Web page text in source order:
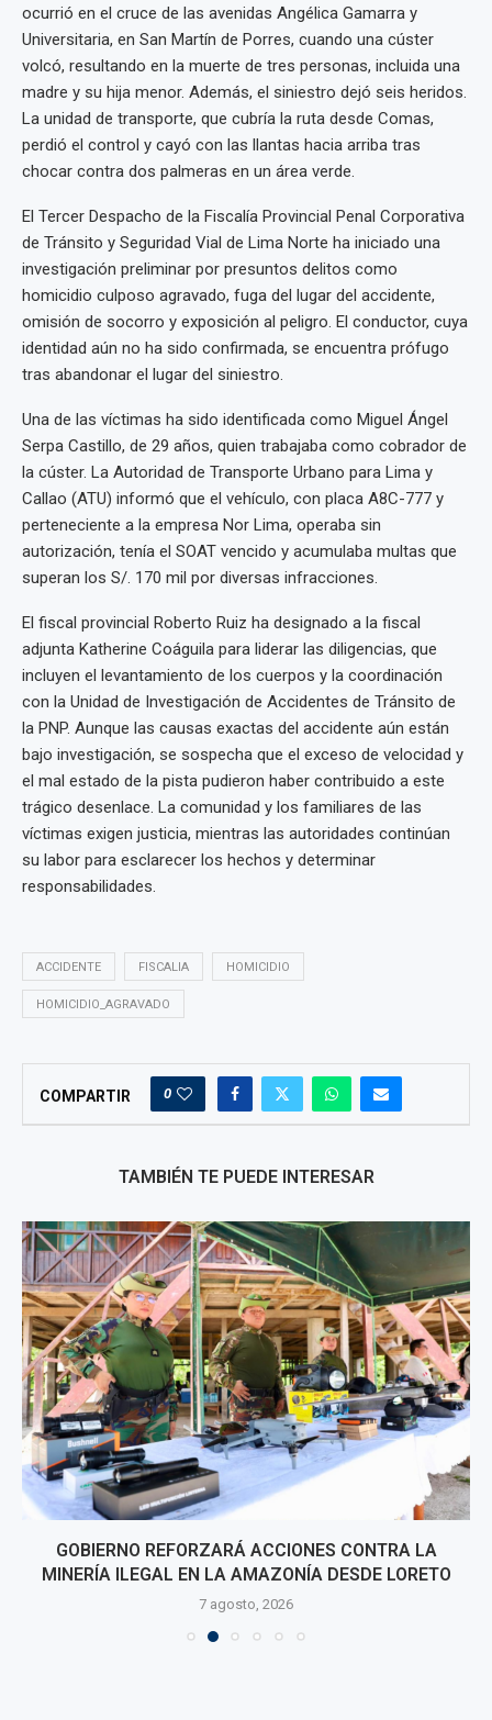
ocurrió en el cruce de las avenidas Angélica Gamarra y
Universitaria, en San Martín de Porres, cuando una cúster
volcó, resultando en la muerte de tres personas, incluida una
madre y su hija menor. Además, el siniestro dejó seis heridos.
La unidad de transporte, que cubría la ruta desde Comas,
perdió el control y cayó con las llantas hacia arriba tras
chocar contra dos palmeras en un área verde.
El Tercer Despacho de la Fiscalía Provincial Penal Corporativa
de Tránsito y Seguridad Vial de Lima Norte ha iniciado una
investigación preliminar por presuntos delitos como
homicidio culposo agravado, fuga del lugar del accidente,
omisión de socorro y exposición al peligro. El conductor, cuya
identidad aún no ha sido confirmada, se encuentra prófugo
tras abandonar el lugar del siniestro.
Una de las víctimas ha sido identificada como Miguel Ángel
Serpa Castillo, de 29 años, quien trabajaba como cobrador de
la cúster. La Autoridad de Transporte Urbano para Lima y
Callao (ATU) informó que el vehículo, con placa A8C-777 y
perteneciente a la empresa Nor Lima, operaba sin
autorización, tenía el SOAT vencido y acumulaba multas que
superan los S/. 170 mil por diversas infracciones.
El fiscal provincial Roberto Ruiz ha designado a la fiscal
adjunta Katherine Coáguila para liderar las diligencias, que
incluyen el levantamiento de los cuerpos y la coordinación
con la Unidad de Investigación de Accidentes de Tránsito de
la PNP. Aunque las causas exactas del accidente aún están
bajo investigación, se sospecha que el exceso de velocidad y
el mal estado de la pista pudieron haber contribuido a este
trágico desenlace. La comunidad y los familiares de las
víctimas exigen justicia, mientras las autoridades continúan
su labor para esclarecer los hechos y determinar
responsabilidades.
ACCIDENTE FISCALIA HOMICIDIO
HOMICIDIO_AGRAVADO
COMPARTIR 0
TAMBIÉN TE PUEDE INTERESAR
GOBIERNO REFORZARÁ ACCIONES CONTRA LA
MINERÍA ILEGAL EN LA AMAZONÍA DESDE LORETO
7 agosto, 2026